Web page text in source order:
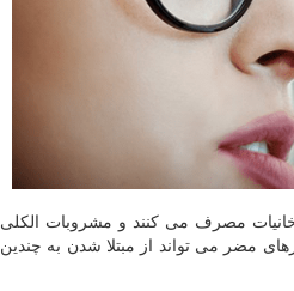
مصرف می كنند و مشروبات الكلی
مضر می تواند از مبتلا شدن به چندین